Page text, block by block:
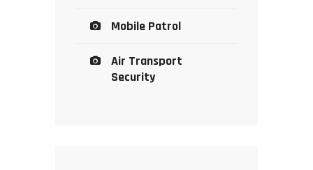
Mobile Patrol
Air Transport
Security